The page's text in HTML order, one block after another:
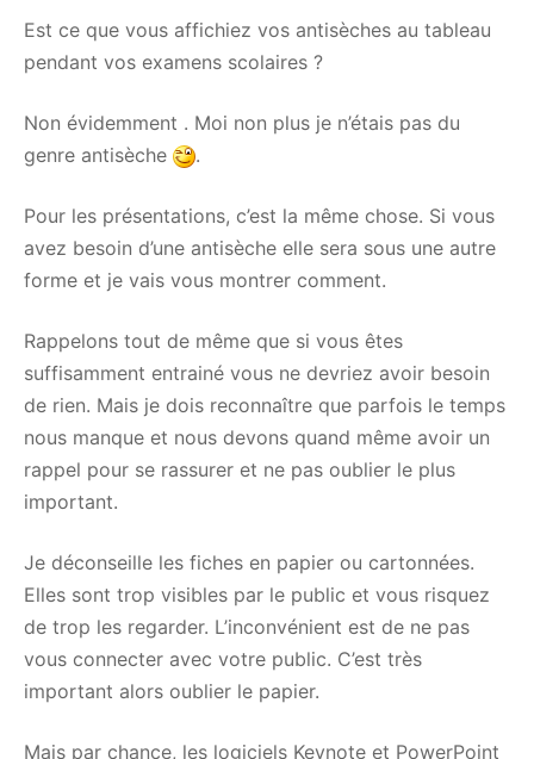
Est ce que vous affichiez vos antisèches au tableau
pendant vos examens scolaires ?
Non évidemment . Moi non plus je n’étais pas du
genre antisèche
.
Pour les présentations, c’est la même chose. Si vous
avez besoin d’une antisèche elle sera sous une autre
forme et je vais vous montrer comment.
Rappelons tout de même que si vous êtes
suffisamment entrainé vous ne devriez avoir besoin
de rien. Mais je dois reconnaître que parfois le temps
nous manque et nous devons quand même avoir un
rappel pour se rassurer et ne pas oublier le plus
important.
Je déconseille les fiches en papier ou cartonnées.
Elles sont trop visibles par le public et vous risquez
de trop les regarder. L’inconvénient est de ne pas
vous connecter avec votre public. C’est très
important alors oublier le papier.
Mais par chance, les logiciels Keynote et PowerPoint